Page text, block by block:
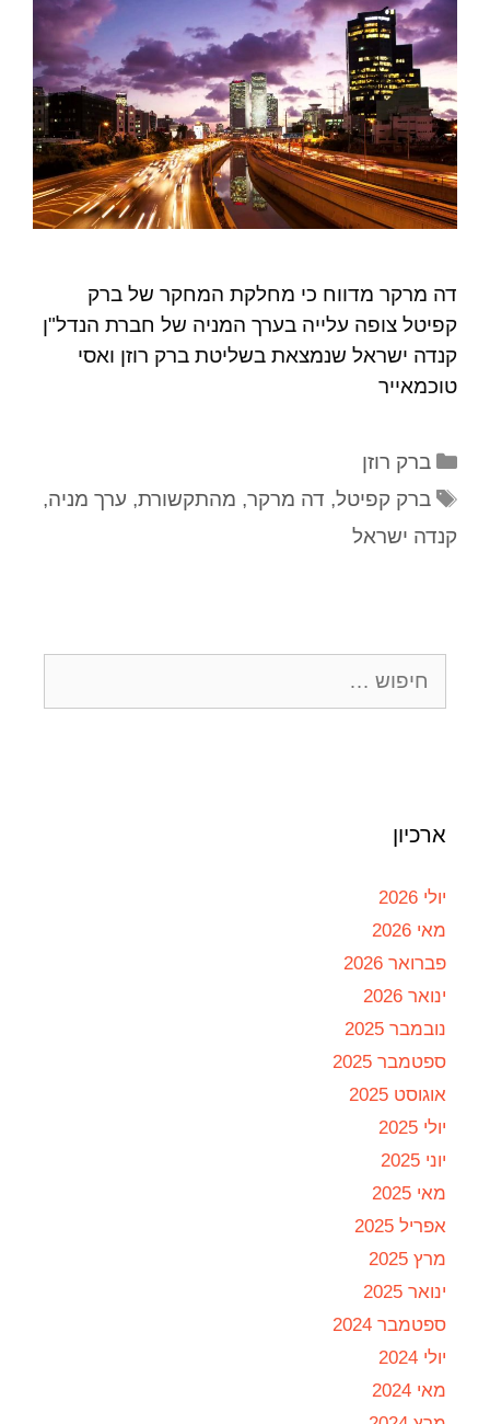
דה מרקר מדווח כי מחלקת המחקר של ברק
קפיטל צופה עלייה בערך המניה של חברת הנדל"ן
קנדה ישראל שנמצאת בשליטת ברק רוזן ואסי
טוכמאייר
ברק רוזן
ברק קפיטל, דה מרקר, מהתקשורת, ערך מניה,
קנדה ישראל
ארכיון
יולי 2026
מאי 2026
פברואר 2026
ינואר 2026
נובמבר 2025
ספטמבר 2025
אוגוסט 2025
יולי 2025
יוני 2025
מאי 2025
אפריל 2025
מרץ 2025
ינואר 2025
ספטמבר 2024
יולי 2024
מאי 2024